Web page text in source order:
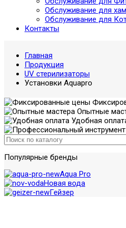
Обслуживание для
Обслуживание для
Контакты
Главная
Продукция
UV стерилизаторы
Установки Aquapro
Опытные
Удобная
Популярные бренды
Aqua Pro
Новая вода
Гейзер